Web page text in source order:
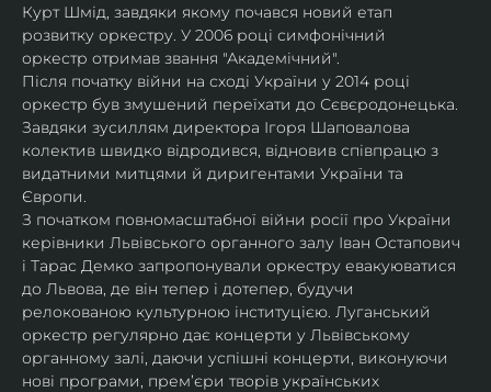
Курт Шмід, завдяки якому почався новий етап
розвитку оркестру. У 2006 році симфонічний
оркестр отримав звання "Академічний".
Після початку війни на сході України у 2014 році
оркестр був змушений переїхати до Сєвєродонецька.
Завдяки зусиллям директора Ігоря Шаповалова
колектив швидко відродився, відновив співпрацю з
видатними митцями й диригентами України та
Європи.
З початком повномасштабної війни росії про України
керівники Львівського органного залу Іван Остапович
і Тарас Демко запропонували оркестру евакуюватися
до Львова, де він тепер і дотепер, будучи
релокованою культурною інституцією. Луганський
оркестр регулярно дає концерти у Львівському
органному залі, даючи успішні концерти, виконуючи
нові програми, прем’єри творів українських